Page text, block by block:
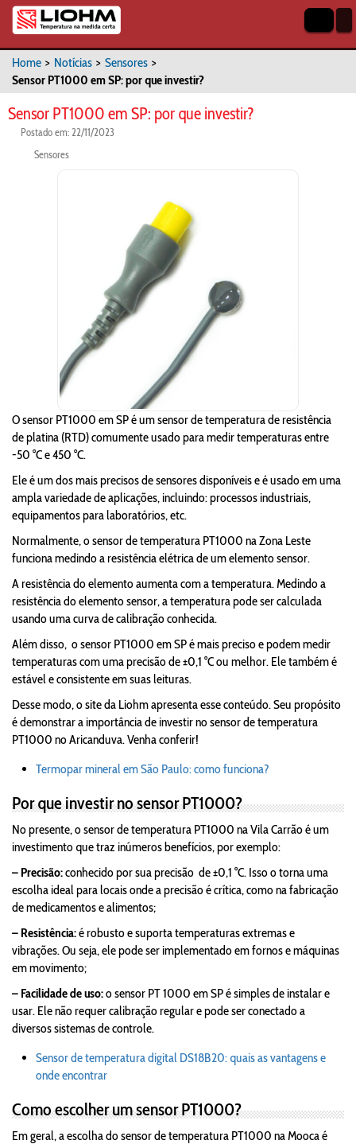
Home > Notícias > Sensores >
Sensor PT1000 em SP: por que investir?
Sensor PT1000 em SP: por que investir?
Postado em: 22/11/2023
Sensores
O sensor PT1000 em SP é um sensor de temperatura de resistência
de platina (RTD) comumente usado para medir temperaturas entre
-50 °C e 450 °C.
Ele é um dos mais precisos de sensores disponíveis e é usado em uma
ampla variedade de aplicações, incluindo: processos industriais,
equipamentos para laboratórios, etc.
Normalmente, o sensor de temperatura PT1000 na Zona Leste
funciona medindo a resistência elétrica de um elemento sensor.
A resistência do elemento aumenta com a temperatura. Medindo a
resistência do elemento sensor, a temperatura pode ser calculada
usando uma curva de calibração conhecida.
Além disso, o sensor PT1000 em SP é mais preciso e podem medir
temperaturas com uma precisão de ±0,1 °C ou melhor. Ele também é
estável e consistente em suas leituras.
Desse modo, o site da Liohm apresenta esse conteúdo. Seu propósito
é demonstrar a importância de investir no sensor de temperatura
PT1000 no Aricanduva. Venha conferir!
Termopar mineral em São Paulo: como funciona?
Por que investir no sensor PT1000?
No presente, o sensor de temperatura PT1000 na Vila Carrão é um
investimento que traz inúmeros benefícios, por exemplo:
– Precisão:conhecido por sua precisão de ±0,1 °C. Isso o torna uma
escolha ideal para locais onde a precisão é crítica, como na fabricação
de medicamentos e alimentos;
– Resistência:é robusto e suporta temperaturas extremas e
vibrações. Ou seja, ele pode ser implementado em fornos e máquinas
em movimento;
– Facilidade de uso:o sensor PT 1000 em SP é simples de instalar e
usar. Ele não requer calibração regular e pode ser conectado a
diversos sistemas de controle.
Sensor de temperatura digital DS18B20: quais as vantagens e
onde encontrar
Como escolher um sensor PT1000?
Em geral, a escolha do sensor de temperatura PT1000 na Mooca é